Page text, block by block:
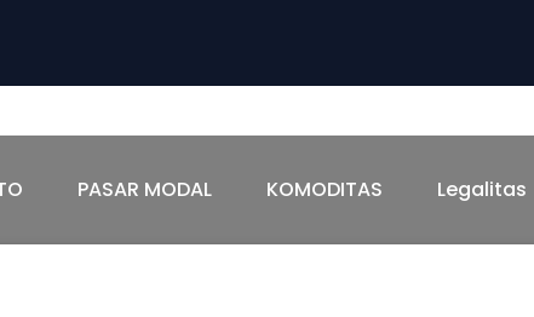
PASAR MODAL KOMODITAS Legalitas